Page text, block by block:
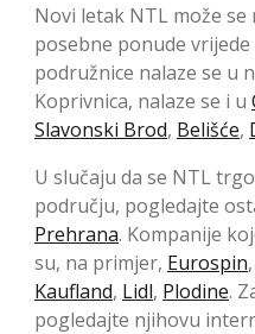
Novi letak NTL može se
posebne ponude vrijede
podružnice nalaze se u
Koprivnica, nalaze se i u
Slavonski Brod, Belišće,
U slučaju da se NTL
području, pogledajte
Prehrana. Kompanije
su, na primjer, Eurospin,
Kaufland, Lidl, Plodine.
pogledajte njihovu